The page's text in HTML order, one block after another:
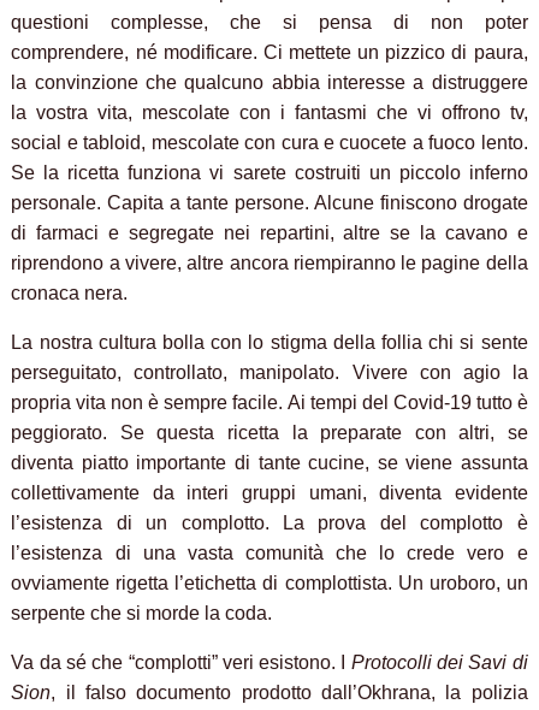
questioni complesse, che si pensa di non poter
comprendere, né modificare. Ci mettete un pizzico di paura,
la convinzione che qualcuno abbia interesse a distruggere
la vostra vita, mescolate con i fantasmi che vi offrono tv,
social e tabloid, mescolate con cura e cuocete a fuoco lento.
Se la ricetta funziona vi sarete costruiti un piccolo inferno
personale. Capita a tante persone. Alcune finiscono drogate
di farmaci e segregate nei repartini, altre se la cavano e
riprendono a vivere, altre ancora riempiranno le pagine della
cronaca nera.
La nostra cultura bolla con lo stigma della follia chi si sente
perseguitato, controllato, manipolato. Vivere con agio la
propria vita non è sempre facile. Ai tempi del Covid-19 tutto è
peggiorato. Se questa ricetta la preparate con altri, se
diventa piatto importante di tante cucine, se viene assunta
collettivamente da interi gruppi umani, diventa evidente
l’esistenza di un complotto. La prova del complotto è
l’esistenza di una vasta comunità che lo crede vero e
ovviamente rigetta l’etichetta di complottista. Un uroboro, un
serpente che si morde la coda.
Va da sé che “complotti” veri esistono. I Protocolli dei Savi di
Sion, il falso documento prodotto dall’Okhrana, la polizia